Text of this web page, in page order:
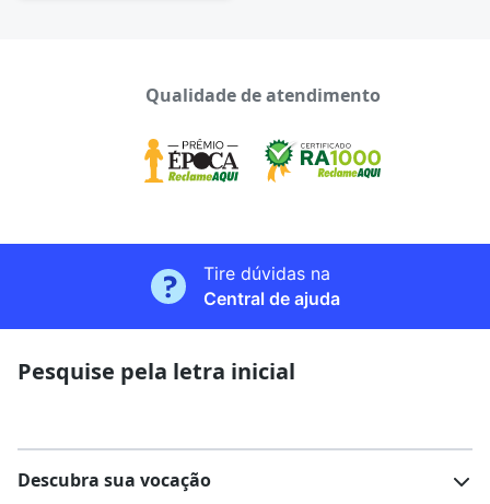
Qualidade de atendimento
Tire dúvidas na
Central de ajuda
Pesquise pela letra inicial
Descubra sua vocação